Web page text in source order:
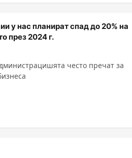
у нас планират спад до 20% на
през 2024 г.
често пречат за